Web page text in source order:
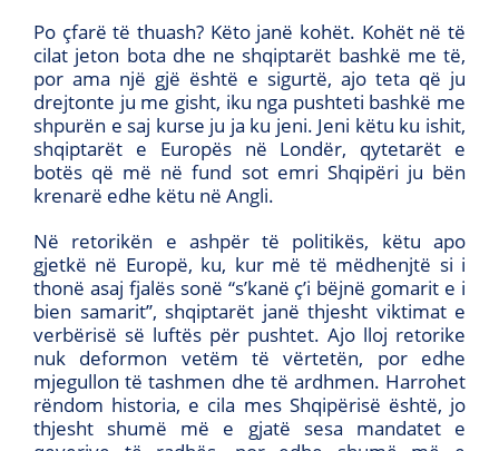
Po çfarë të thuash? Këto janë kohët. Kohët në të
cilat jeton bota dhe ne shqiptarët bashkë me të,
por ama një gjë është e sigurtë, ajo teta që ju
drejtonte ju me gisht, iku nga pushteti bashkë me
shpurën e saj kurse ju ja ku jeni. Jeni këtu ku ishit,
shqiptarët e Europës në Londër, qytetarët e
botës që më në fund sot emri Shqipëri ju bën
krenarë edhe këtu në Angli.
Në retorikën e ashpër të politikës, këtu apo
gjetkë në Europë, ku, kur më të mëdhenjtë si i
thonë asaj fjalës sonë “s’kanë ç’i bëjnë gomarit e i
bien samarit’’, shqiptarët janë thjesht viktimat e
verbërisë së luftës për pushtet. Ajo lloj retorike
nuk deformon vetëm të vërtetën, por edhe
mjegullon të tashmen dhe të ardhmen. Harrohet
rëndom historia, e cila mes Shqipërisë është, jo
thjesht shumë më e gjatë sesa mandatet e